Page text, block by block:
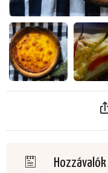
Hozzávalók